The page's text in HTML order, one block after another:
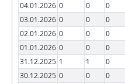
04.01.2026 0 0 0
03.01.2026 0 0 0
02.01.2026 0 0 0
01.01.2026 0 0 0
31.12.2025 1 1 0
30.12.2025 0 0 0